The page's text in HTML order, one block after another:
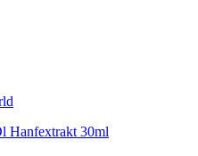
Hanfextrakt 30ml